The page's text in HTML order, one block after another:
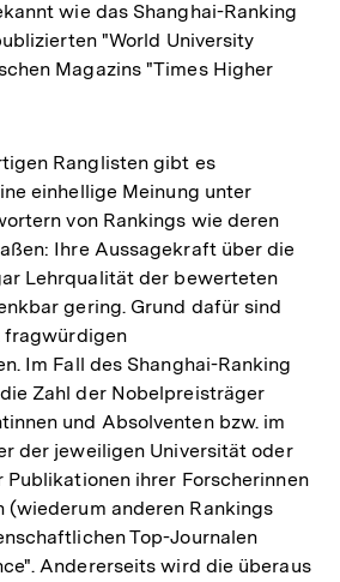
wie das Shanghai-Ranking
"World University
Magazins "Times Higher
Ranglisten gibt es
einhellige Meinung unter
von Rankings wie deren
Ihre Aussagekraft über die
Lehrqualität der bewerteten
gering. Grund dafür sind
fragwürdigen
Im Fall des Shanghai-Ranking
Zahl der Nobelpreisträger
und Absolventen bzw. im
der jeweiligen Universität oder
ihrer Forscherinnen
(wiederum anderen Rankings
Top-Journalen
Andererseits wird die überaus